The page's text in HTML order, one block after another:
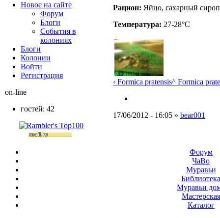
Рацион: Яйцо, сахарный
Температура: 27-28°C
‹ Formica pratensis^ Formica
17/06/2012 - 16:05 » bear001
Новое на сайте
Форум
Блоги
События в
колониях
Блоги
Колонии
Войти
Peгиcтpaция
on-line
гостей: 42
Форум
ЧаВо
Муравьи
Муравьи
Мастерская
Каталог